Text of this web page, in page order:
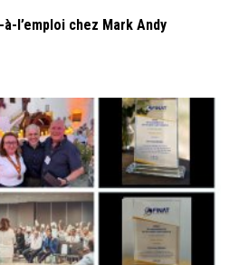
l’emploi chez Mark Andy